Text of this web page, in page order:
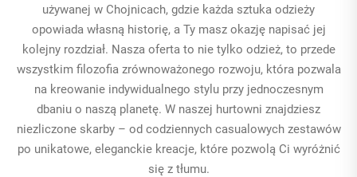
używanej w Chojnicach, gdzie każda sztuka odzieży
opowiada własną historię, a Ty masz okazję napisać jej
kolejny rozdział. Nasza oferta to nie tylko odzież, to przede
wszystkim filozofia zrównoważonego rozwoju, która pozwala
na kreowanie indywidualnego stylu przy jednoczesnym
dbaniu o naszą planetę. W naszej hurtowni znajdziesz
niezliczone skarby – od codziennych casualowych zestawów
po unikatowe, eleganckie kreacje, które pozwolą Ci wyróżnić
się z tłumu.